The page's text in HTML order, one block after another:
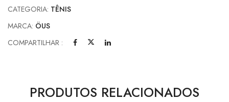
CATEGORIA: TÊNIS
MARCA: ÖUS
COMPARTILHAR :
PRODUTOS RELACIONADOS